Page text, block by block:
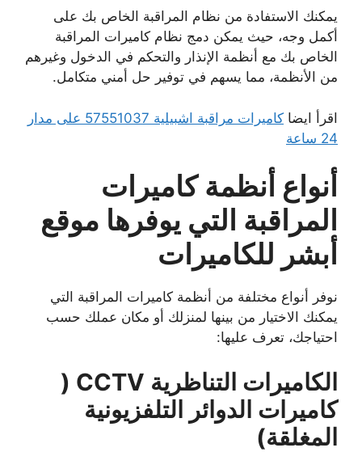
يمكنك الاستفادة من نظام المراقبة الخاص بك على
أكمل وجه، حيث يمكن دمج نظام كاميرات المراقبة
الخاص بك مع أنظمة الإنذار والتحكم في الدخول وغيرهم
من الأنظمة، مما يسهم في توفير حل أمني متكامل.
اقرأ ايضا
كاميرات مراقبة اشبيلية 57551037 على مدار
24 ساعة
أنواع أنظمة كاميرات
المراقبة التي يوفرها موقع
أبشر للكاميرات
نوفر أنواع مختلفة من أنظمة كاميرات المراقبة التي
يمكنك الاختيار من بينها لمنزلك أو مكان عملك حسب
احتياجك، تعرف عليها:
الكاميرات التناظرية CCTV (
كاميرات الدوائر التلفزيونية
المغلقة)